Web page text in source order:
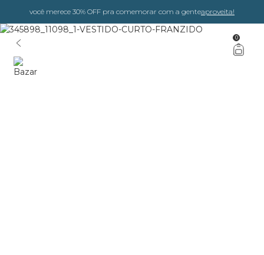
você merece 30% OFF pra comemorar com a genteaproveita!
0